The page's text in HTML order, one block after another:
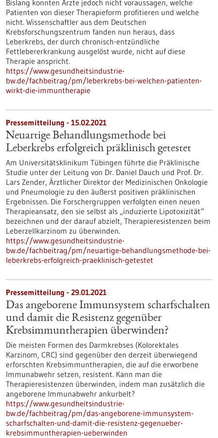
Bislang konnten Ärzte jedoch nicht voraussagen, welche
Patienten von dieser Therapieform profitieren und welche
nicht. Wissenschaftler aus dem Deutschen
Krebsforschungszentrum fanden nun heraus, dass
Leberkrebs, der durch chronisch-entzündliche
Fettlebererkrankung ausgelöst wurde, nicht auf diese
Therapie anspricht.
https://www.gesundheitsindustrie-
bw.de/fachbeitrag/pm/leberkrebs-bei-welchen-patienten-
wirkt-die-immuntherapie
Pressemitteilung - 15.02.2021
Neuartige Behandlungsmethode bei
Leberkrebs erfolgreich präklinisch getestet
Am Universitätsklinikum Tübingen führte die Präklinische
Studie unter der Leitung von Dr. Daniel Dauch und Prof. Dr.
Lars Zender, Ärztlicher Direktor der Medizinischen Onkologie
und Pneumologie zu den äußerst positiven präklinischen
Ergebnissen. Die Forschergruppen verfolgten einen neuen
Therapieansatz, den sie selbst als „induzierte Lipotoxizität“
bezeichnen und der darauf abzielt, Therapieresistenzen beim
Leberzellkarzinom zu überwinden.
https://www.gesundheitsindustrie-
bw.de/fachbeitrag/pm/neuartige-behandlungsmethode-bei-
leberkrebs-erfolgreich-praeklinisch-getestet
Pressemitteilung - 29.01.2021
Das angeborene Immunsystem scharfschalten
und damit die Resistenz gegenüber
Krebsimmuntherapien überwinden?
Die meisten Formen des Darmkrebses (Kolorektales
Karzinom, CRC) sind gegenüber den derzeit überwiegend
erforschten Krebsimmuntherapien, die auf die erworbene
Immunabwehr setzen, resistent. Kann man die
Therapieresistenzen überwinden, indem man zusätzlich die
angeborene Immunabwehr ankurbelt?
https://www.gesundheitsindustrie-
bw.de/fachbeitrag/pm/das-angeborene-immunsystem-
scharfschalten-und-damit-die-resistenz-gegenueber-
krebsimmuntherapien-ueberwinden